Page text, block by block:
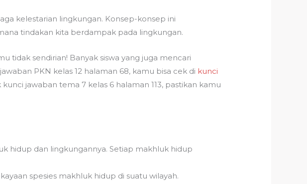
kelestarian lingkungan. Konsep-konsep ini
tindakan kita berdampak pada lingkungan.
tidak sendirian! Banyak siswa yang juga mencari
PKN kelas 12 halaman 68, kamu bisa cek di kunci
jawaban tema 7 kelas 6 halaman 113, pastikan kamu
hidup dan lingkungannya. Setiap makhluk hidup
spesies makhluk hidup di suatu wilayah.